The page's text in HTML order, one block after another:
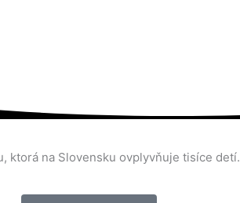
ktorá na Slovensku ovplyvňuje tisíce detí.